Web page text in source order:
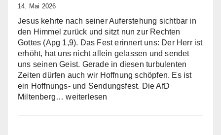
14. Mai 2026
Jesus kehrte nach seiner Auferstehung sichtbar in
den Himmel zurück und sitzt nun zur Rechten
Gottes (Apg 1,9). Das Fest erinnert uns: Der Herr ist
erhöht, hat uns nicht allein gelassen und sendet
uns seinen Geist. Gerade in diesen turbulenten
Zeiten dürfen auch wir Hoffnung schöpfen. Es ist
ein Hoffnungs- und Sendungsfest. Die AfD
Miltenberg…Die
weiterlesen